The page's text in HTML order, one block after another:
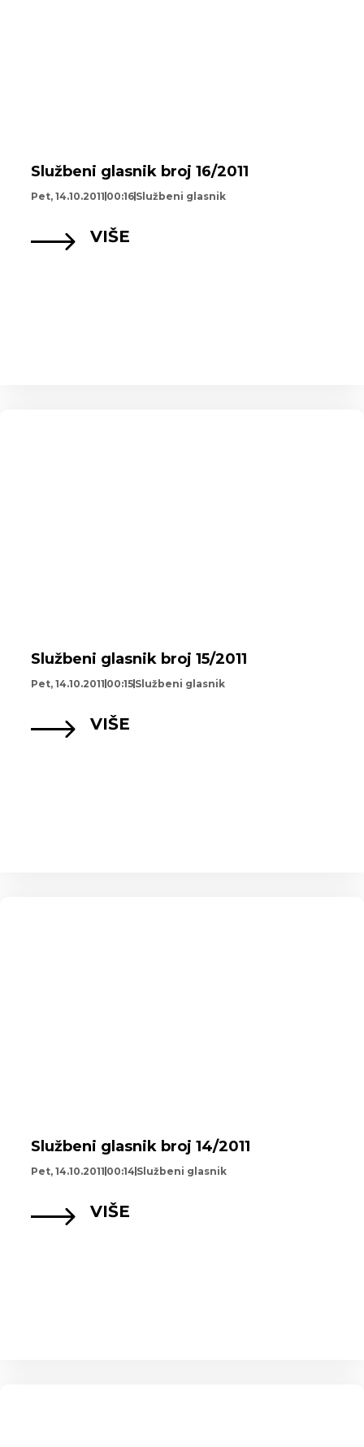
Službeni glasnik broj 16/2011
Pet, 14.10.2011 00:16 Službeni glasnik
VIŠE
Službeni glasnik broj 15/2011
Pet, 14.10.2011 00:15 Službeni glasnik
VIŠE
Službeni glasnik broj 14/2011
Pet, 14.10.2011 00:14 Službeni glasnik
VIŠE